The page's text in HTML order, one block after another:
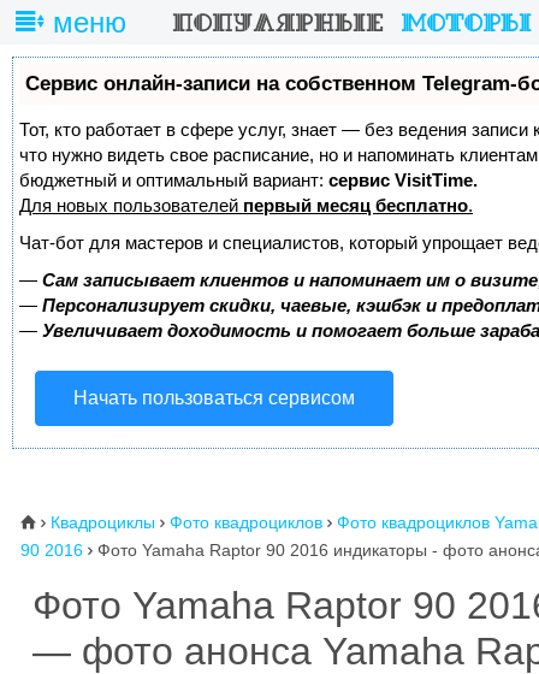
меню
Сервис онлайн-записи на собственном Telegram-
Тот, кто работает в сфере услуг, знает — без ведения записи
что нужно видеть свое расписание, но и напоминать
бюджетный и оптимальный вариант: сервис VisitTime.
Для новых пользователей первый месяц бесплатно.
Чат-бот для мастеров и специалистов, который упрощает
— Сам записывает клиентов и напоминает им о
— Персонализирует скидки, чаевые, кэшбэк и
— Увеличивает доходимость и помогает больше
Начать пользоваться сервисом
⌂  Квадроциклы  Фото квадроциклов  Фото квадроциклов
90 2016  Фото Yamaha Raptor 90 2016 индикаторы - фото
Фото Yamaha Raptor 90
— фото анонса Yamaha